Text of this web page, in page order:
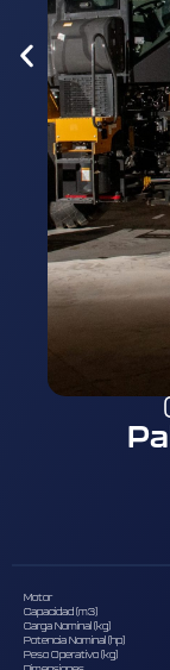
Motor
Capacidad (m3)
Carga Nominal (kg)
Potencia Nominal (hp)
Peso Operativo (kg)